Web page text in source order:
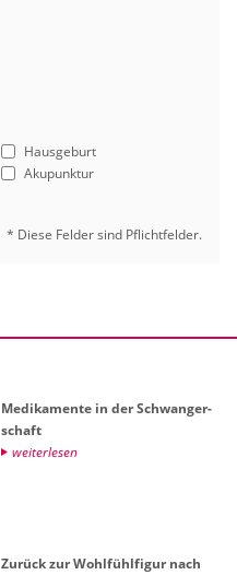
Hausgeburt
Akupunktur
* Diese Fel­der sind Pflicht­fel­der.
Me­di­ka­men­te in der Schwan­ger­
schaft
wei­ter­le­sen
Zu­rück zur Wohl­fühl­fi­gur nach